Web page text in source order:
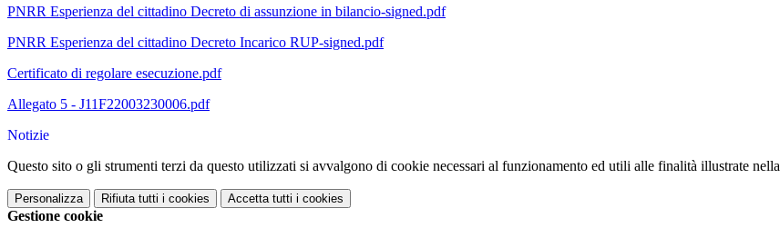
PNRR Esperienza del cittadino Decreto di assunzione in bilancio-signed.pdf
PNRR Esperienza del cittadino Decreto Incarico RUP-signed.pdf
Certificato di regolare esecuzione.pdf
Allegato 5 - J11F22003230006.pdf
Notizie
Questo sito o gli strumenti terzi da questo utilizzati si avvalgono di cookie necessari al funzionamento ed utili alle finalità illustrate nella
Personalizza Rifiuta tutti i cookies Accetta tutti i cookies
Gestione cookie